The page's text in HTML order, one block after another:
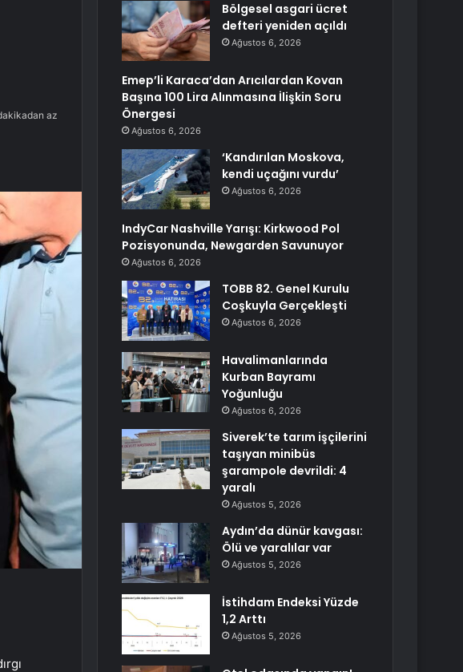
az
Bölgesel asgari ücret
defteri yeniden açıldı
Ağustos 6, 2026
Emep’li Karaca’dan Arıcılardan Kovan
Başına 100 Lira Alınmasına İlişkin Soru
Önergesi
Ağustos 6, 2026
‘Kandırılan Moskova,
kendi uçağını vurdu’
Ağustos 6, 2026
IndyCar Nashville Yarışı: Kirkwood Pol
Pozisyonunda, Newgarden Savunuyor
Ağustos 6, 2026
TOBB 82. Genel Kurulu
Coşkuyla Gerçekleşti
Ağustos 6, 2026
Havalimanlarında
Kurban Bayramı
Yoğunluğu
Ağustos 6, 2026
Siverek’te tarım işçilerini
taşıyan minibüs
şarampole devrildi: 4
yaralı
Ağustos 5, 2026
Aydın’da dünür kavgası:
Ölü ve yaralılar var
Ağustos 5, 2026
İstihdam Endeksi Yüzde
1,2 Arttı
Ağustos 5, 2026